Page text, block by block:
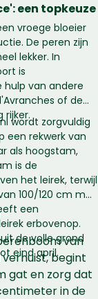
een topkeuze
vroege bloeier
De peren zijn
lekker. In
is
van andere
of de
rijker.
wordt zorgvuldig
een rekwerk van
als hoogstam,
is de
het leirek, terwijl
100/120 cm met
een
erbovenop.
de volle grond
eind april.
van
begint
gat en zorg dat
in de